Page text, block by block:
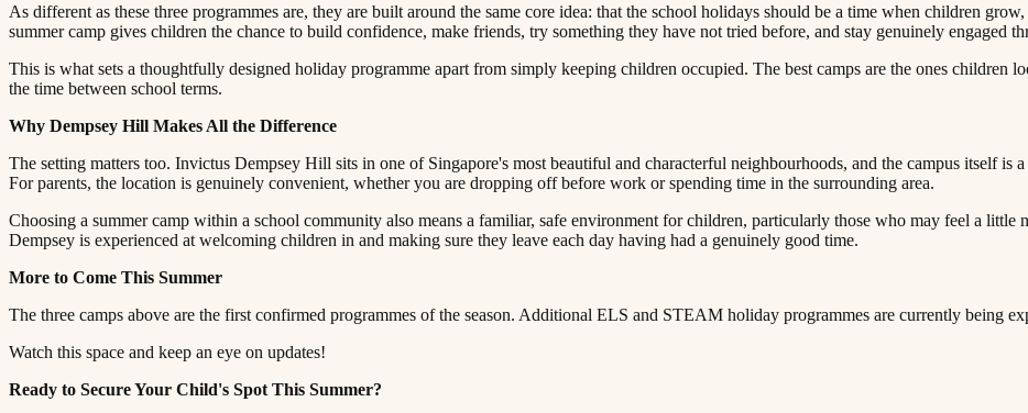
As different as these three programmes are, they are built around the same core idea: that the school holidays should be a time when children
summer camp gives children the chance to build confidence, make friends, try something they have not tried before, and stay genuinely engaged throughout the week.​​​​‌
This is what sets a thoughtfully designed holiday programme apart from simply keeping children occupied. The best camps are the ones children
the time between school terms.​​​​‌ ‍ ​‍​‍‌‍ ‌ ​‍‌‍‍‌‌‍‌ ‌‍‍‌‌‍ ‍​‍​‍​ ‍‍​‍​‍‌ ​ ‌‍​‌‌‍ ‍‌‍‍‌‌ ‌​‌ ‍‌​‍ ‍‌‍‍‌‌‍ ​‍​‍​‍ ​​‍​‍‌‍‍​‌ ​‍‌‍‌‌‌‍‌‍​‍​‍​ ‍‍​‍​‍​‍ ‌ ​ ‌ ‌​‌ ‌‌‌‍‌​‌‍‍‌‌‍ ​‍ ‌‍‍‌‌‍ ‍‌ ‌​‌‍‌‌‌‍ ‍‌ ‌​​‍ ‌‍‌‌‌‍‌​‌‍‍‌‌ ‌​​‍ ‌‍ ‌‌‍ ‌‍‌​‌‍‌‌​ ‌‌ ​​‌ ​‍‌‍‌‌‌ ​ ‌‍‌‌‌‍ ‍‌ ‌​‌‍​‌‌ ‌​‌‍‍‌‌‍ ‌‍ ‍​ ‍ ‌‍‍‌‌‍‌​​ ‌​ ‌‌‌‍‌‌​ ​ ​ ​‍​ ‌ ​ ​​​ ‍​‌‍‌‌​‍ ‌​ ‍‌‌‍​‌​ ‌ ​ ​​​‍ ‌​ ‌​‌‍‌‍‌‍‌​​ ‍‌​‍ ‌‌‍​‍‌‍​‍​ ‍​​ ​‌​‍ ‌​ ​​​ ‌​​ ‍‌​ ‌​​ ‌ ​ ​‌‌‍​ ​ ​​​ ‌​​ ‍​‌‍​ ​ ‌‌​ ‍ ‌ ‌​‌ ‍‌‌ ​​‌‍‌‌​ ‌‌‍ ‍‌‍‌‌‌ ‌ ‌ ​ ​ ‍ ‌ ​​‌‍​‌‌ ‌​‌‍‍​​ ‌‌‍​ ‌‍ ‌‍ ‍‌ ‌​‌‍‌‌‌‍ ‍‌ ‌​​‍‌‌​ ‌‌‌​​‍‌‌ ‌‍‍ ‌‍‌‌‌ ‍‌​‍‌‌​ ​ ‌​‌​​‍‌‌​ ​ ‌​‌​​‍‌‌​ ​‍​ ​‍​ ‌ ​ ​‍​ ‌​‌‍​‌​ ‌‌‌‍​‍​ ​ ‌‍‌‌​ ‍‌​ ‍‌​ ‌‍​ ‍‌​‍‌‌​ ​‍​ ​‍​‍‌‌​ ‌‌‌​‌​​‍ ‍‌‍​ ‌‍‍​‌‍‍‌‌‍ ​‌‍‌​‌ ​‍‌‍‌‌‌‍ ‍​‍‌‌​ ‌‌‌​​‍‌‌ ‌‍‍ ‌‍‌‌‌ ‍‌​‍‌‌​ ​ ‌​‌​​‍‌‌​ ​ ‌​‌​​‍‌‌​ ​‍​ ​‍​ ‌​​ ‍​‌‍​ ​ ‌​​ ​​‌‍​‌‌‍​‌​ ‌‍‌‍‌‌​ ‌​​ ‌​​ ‍‌​‍‌‌​ ​‍​ ​‍​‍‌‌​ ‌‌‌​‌​​‍ ‍‌ ‌​‌‍‌‌‌ ‍​‌ ‌​​ ‌‍​‍‌‍​‌‌ ​ ‌‍‌‌‌‌‌‌‌ ​‍‌‍ ​​ ‌​‍‌‌​ ​‍‌​‌‍‌ ​ ‌ ‌​‌ ‌‌‌‍‌​‌‍‍‌‌‍ ​‍‌‍‌‍‍‌‌‍‌​​ ‌​ ‌‌‌‍‌‌​ ​ ​ ​‍​ ‌ ​ ​​​ ‍​‌‍‌‌​‍ ‌​ ‍‌‌‍​‌​ ‌ ​ ​​​‍ ‌​ ‌​‌‍‌‍‌‍‌​​ ‍‌​‍ ‌‌‍​‍‌‍​‍​ ‍​​ ​‌​‍ ‌​ ​​​ ‌​​ ‍‌​ ‌​​ ‌ ​ ​‌‌‍​ ​ ​​​ ‌​​ ‍​‌‍​ ​ ‌‌​‍‌‍‌ ‌​‌ ‍‌‌ ​​‌‍‌‌​ ‌‌‍ ‍‌‍‌‌‌ ‌ ‌ ​ ​‍‌‍‌ ​​‌‍​‌‌ ‌​‌‍‍​​ ‌‌‍​ ‌‍ ‌‍ ‍‌ ‌​‌‍‌‌‌‍ ‍‌ ‌​​‍‌‌​ ‌‌‌​​‍‌‌ ‌‍‍ ‌‍‌‌‌ ‍‌​‍‌‌​ ​ ‌​‌​​‍‌‌​ ​ ‌​‌​​‍‌‌​ ​‍​ ​‍​ ‌ ​ ​‍​ ‌​‌‍​‌​ ‌‌‌‍​‍​ ​ ‌‍‌‌​ ‍‌​ ‍‌​ ‌‍​ ‍‌​‍‌‌​ ​‍​ ​‍​‍‌‌​ ‌‌‌​‌​​‍ ‍‌‍​ ‌‍‍​‌‍‍‌‌‍ ​‌‍‌​‌ ​‍‌‍‌‌‌‍ ‍​‍‌‌​ ‌‌‌​​‍‌‌ ‌‍‍ ‌‍‌‌‌ ‍‌​‍‌‌​ ​ ‌​‌​​‍‌‌​ ​ ‌​‌​​‍‌‌​ ​‍​ ​‍​ ‌​​ ‍​‌‍​ ​ ‌​​ ​​‌‍​‌‌‍​‌​ ‌‍‌‍‌‌​ ‌​​ ‌​​ ‍‌​‍‌‌​ ​‍​ ​‍​‍‌‌​ ‌‌‌​‌​​‍ ‍‌ ‌​‌‍‌‌‌ ‍​‌ ‌​​‍‌‍‌ ​​‌‍‌‌‌ ​‍‌ ​ ‌ ​​‌‍‌‌‌‍​ ‌ ‌​‌‍‍‌‌ ‌‍‌‍‌‌​ ‌‌ ​​‌ ‌‌‌‍​‍‌‍ ​‌‍‍‌‌ ​ ‌‍‍​‌‍‌‌‌‍‌​​‍​‍‌ ‌
Why Dempsey Hill Makes All the Difference​​​​‌ ‍ ​‍​‍‌‍ ‌ ​‍‌‍‍‌‌‍‌ ‌‍‍‌‌‍ ‍​‍​‍​ ‍‍​‍​‍‌ ​ ‌‍​‌‌‍ ‍‌‍‍‌‌ ‌​‌ ‍‌​‍ ‍‌‍‍‌‌‍ ​‍​‍​‍ ​​‍​‍‌‍‍​‌ ​‍‌‍‌‌‌‍‌‍​‍​‍​ ‍‍​‍​‍​‍ ‌ ​ ‌ ‌​‌ ‌‌‌‍‌​‌‍‍‌‌‍ ​‍ ‌‍‍‌‌‍ ‍‌ ‌​‌‍‌‌‌‍ ‍‌ ‌​​‍ ‌‍‌‌‌‍‌​‌‍‍‌‌ ‌​​‍ ‌‍ ‌‌‍ ‌‍‌​‌‍‌‌​ ‌‌ ​​‌ ​‍‌‍‌‌‌ ​ ‌‍‌‌‌‍ ‍‌ ‌​‌‍​‌‌ ‌​‌‍‍‌‌‍ ‌‍ ‍​ ‍ ‌‍‍‌‌‍‌​​ ‌​ ‌‌‌‍‌‌​ ​ ​ ​‍​ ‌ ​ ​​​ ‍​‌‍‌‌​‍ ‌​ ‍‌‌‍​‌​ ‌ ​ ​​​‍ ‌​ ‌​‌‍‌‍‌‍‌​​ ‍‌​‍ ‌‌‍​‍‌‍​‍​ ‍​​ ​‌​‍ ‌​ ​​​ ‌​​ ‍‌​ ‌​​ ‌ ​ ​‌‌‍​ ​ ​​​ ‌​​ ‍​‌‍​ ​ ‌‌​ ‍ ‌ ‌​‌ ‍‌‌ ​​‌‍‌‌​ ‌‌‍ ‍‌‍‌‌‌ ‌ ‌ ​ ​ ‍ ‌ ​​‌‍​‌‌ ‌​‌‍‍​​ ‌‌‍​ ‌‍ ‌‍ ‍‌ ‌​‌‍‌‌‌‍ ‍‌ ‌​​‍‌‌​ ‌‌‌​​‍‌‌ ‌‍‍ ‌‍‌‌‌ ‍‌​‍‌‌​ ​ ‌​‌​​‍‌‌​ ​ ‌​‌​​‍‌‌​ ​‍​ ​‍​ ‍‌​ ‌​​ ​‍‌‍​ ​ ​ ‌‍‌​​ ‍‌​ ‍​​ ​‌‌‍‌‍‌‍​‌​ ‍​​‍‌‌​ ​‍​ ​‍​‍‌‌​ ‌‌‌​‌​​‍ ‍‌‍​ ‌‍‍​‌‍‍‌‌‍ ​‌‍‌​‌ ​‍‌‍‌‌‌‍ ‍​‍‌‌​ ‌‌‌​​‍‌‌ ‌‍‍ ‌‍‌‌‌ ‍‌​‍‌‌​ ​ ‌​‌​​‍‌‌​ ​ ‌​‌​​‍‌‌​ ​‍​ ​‍​ ‍‌‌‍‌​​ ​ ‌‍‌​​ ‌‌‌‍‌​‌‍‌​‌‍​‍​ ‌​​ ‌‍‌‍​‌​ ‌​​‍‌‌​ ​‍​ ​‍​‍‌‌​ ‌‌‌​‌​​‍ ‍‌ ‌​‌‍‌‌‌ ‍​‌ ‌​​ ‌‍​‍‌‍​‌‌ ​ ‌‍‌‌‌‌‌‌‌ ​‍‌‍ ​​ ‌​‍‌‌​ ​‍‌​‌‍‌ ​ ‌ ‌​‌ ‌‌‌‍‌​‌‍‍‌‌‍ ​‍‌‍‌‍‍‌‌‍‌​​ ‌​ ‌‌‌‍‌‌​ ​ ​ ​‍​ ‌ ​ ​​​ ‍​‌‍‌‌​‍ ‌​ ‍‌‌‍​‌​ ‌ ​ ​​​‍ ‌​ ‌​‌‍‌‍‌‍‌​​ ‍‌​‍ ‌‌‍​‍‌‍​‍​ ‍​​ ​‌​‍ ‌​ ​​​ ‌​​ ‍‌​ ‌​​ ‌ ​ ​‌‌‍​ ​ ​​​ ‌​​ ‍​‌‍​ ​ ‌‌​‍‌‍‌ ‌​‌ ‍‌‌ ​​‌‍‌‌​ ‌‌‍ ‍‌‍‌‌‌ ‌ ‌ ​ ​‍‌‍‌ ​​‌‍​‌‌ ‌​‌‍‍​​ ‌‌‍​ ‌‍ ‌‍ ‍‌ ‌​‌‍‌‌‌‍ ‍‌ ‌​​‍‌‌​ ‌‌‌​​‍‌‌ ‌‍‍ ‌‍‌‌‌ ‍‌​‍‌‌​ ​ ‌​‌​​‍‌‌​ ​ ‌​‌​​‍‌‌​ ​‍​ ​‍​ ‍‌​ ‌​​ ​‍‌‍​ ​ ​ ‌‍‌​​ ‍‌​ ‍​​ ​‌‌‍‌‍‌‍​‌​ ‍​​‍‌‌​ ​‍​ ​‍​‍‌‌​ ‌‌‌​‌​​‍ ‍‌‍​ ‌‍‍​‌‍‍‌‌‍ ​‌‍‌​‌ ​‍‌‍‌‌‌‍ ‍​‍‌‌​ ‌‌‌​​‍‌‌ ‌‍‍ ‌‍‌‌‌ ‍‌​‍‌‌​ ​ ‌​‌​​‍‌‌​ ​ ‌​‌​​‍‌‌​ ​‍​ ​‍​ ‍‌‌‍‌​​ ​ ‌‍‌​​ ‌‌‌‍‌​‌‍‌​‌‍​‍​ ‌​​ ‌‍‌‍​‌​ ‌​​‍‌‌​ ​‍​ ​‍​‍‌‌​ ‌‌‌​‌​​‍ ‍‌ ‌​‌‍‌‌‌ ‍​‌ ‌​​‍‌‍‌ ​​‌‍‌‌‌ ​‍‌ ​ ‌ ​​‌‍‌‌‌‍​ ‌ ‌​‌‍‍‌‌ ‌‍‌‍‌‌​ ‌‌ ​​‌ ‌‌‌‍​‍‌‍ ​‌‍‍‌‌ ​ ‌‍‍​‌‍‌‌‌‍‌​​‍​‍‌ ‌
The setting matters too. Invictus Dempsey Hill sits in one of Singapore's most beautiful and characterful neighbourhoods, and the campus itself is
For parents, the location is genuinely convenient, whether you are dropping off before work or spending time in the surrounding area.​​​​‌ ‍ ​‍​‍‌‍ ‌ ​‍‌‍‍‌‌‍‌ ‌‍‍‌‌‍ ‍​‍​‍​ ‍‍​‍​‍‌ ​ ‌‍​‌‌‍ ‍‌‍‍‌‌ ‌​‌ ‍‌​‍ ‍‌‍‍‌‌‍ ​‍​‍​‍ ​​‍​‍‌‍‍​‌ ​‍‌‍‌‌‌‍‌‍​‍​‍​ ‍‍​‍​‍​‍ ‌ ​ ‌ ‌​‌ ‌‌‌‍‌​‌‍‍‌‌‍ ​‍ ‌‍‍‌‌‍ ‍‌ ‌​‌‍‌‌‌‍ ‍‌ ‌​​‍ ‌‍‌‌‌‍‌​‌‍‍‌‌ ‌​​‍ ‌‍ ‌‌‍ ‌‍‌​‌‍‌‌​ ‌‌ ​​‌ ​‍‌‍‌‌‌ ​ ‌‍‌‌‌‍ ‍‌ ‌​‌‍​‌‌ ‌​‌‍‍‌‌‍ ‌‍ ‍​ ‍ ‌‍‍‌‌‍‌​​ ‌​ ‌‌‌‍‌‌​ ​ ​ ​‍​ ‌ ​ ​​​ ‍​‌‍‌‌​‍ ‌​ ‍‌‌‍​‌​ ‌ ​ ​​​‍ ‌​ ‌​‌‍‌‍‌‍‌​​ ‍‌​‍ ‌‌‍​‍‌‍​‍​ ‍​​ ​‌​‍ ‌​ ​​​ ‌​​ ‍‌​ ‌​​ ‌ ​ ​‌‌‍​ ​ ​​​ ‌​​ ‍​‌‍​ ​ ‌‌​ ‍ ‌ ‌​‌ ‍‌‌ ​​‌‍‌‌​ ‌‌‍ ‍‌‍‌‌‌ ‌ ‌ ​ ​ ‍ ‌ ​​‌‍​‌‌ ‌​‌‍‍​​ ‌‌‍​ ‌‍ ‌‍ ‍‌ ‌​‌‍‌‌‌‍ ‍‌ ‌​​‍‌‌​ ‌‌‌​​‍‌‌ ‌‍‍ ‌‍‌‌‌ ‍‌​‍‌‌​ ​ ‌​‌​​‍‌‌​ ​ ‌​‌​​‍‌‌​ ​‍​ ​‍​ ​ ​ ‌‌​ ‍‌​ ‍​​ ‌ ​ ‌‍​ ​‌​ ​‍‌‍‌‍​ ‍‌​ ‌ ​ ‌‌​‍‌‌​ ​‍​ ​‍​‍‌‌​ ‌‌‌​‌​​‍ ‍‌‍​ ‌‍‍​‌‍‍‌‌‍ ​‌‍‌​‌ ​‍‌‍‌‌‌‍ ‍​‍‌‌​ ‌‌‌​​‍‌‌ ‌‍‍ ‌‍‌‌‌ ‍‌​‍‌‌​ ​ ‌​‌​​‍‌‌​ ​ ‌​‌​​‍‌‌​ ​‍​ ​‍​ ​‍​ ‍​​ ‌​​ ‌‍​ ​‍​ ‌​‌‍‌​‌‍​‍‌‍​‌​ ​‌‌‍‌​​ ‌​​‍‌‌​ ​‍​ ​‍​‍‌‌​ ‌‌‌​‌​​‍ ‍‌ ‌​‌‍‌‌‌ ‍​‌ ‌​​ ‌‍​‍‌‍​‌‌ ​ ‌‍‌‌‌‌‌‌‌ ​‍‌‍ ​​ ‌​‍‌‌​ ​‍‌​‌‍‌ ​ ‌ ‌​‌ ‌‌‌‍‌​‌‍‍‌‌‍ ​‍‌‍‌‍‍‌‌‍‌​​ ‌​ ‌‌‌‍‌‌​ ​ ​ ​‍​ ‌ ​ ​​​ ‍​‌‍‌‌​‍ ‌​ ‍‌‌‍​‌​ ‌ ​ ​​​‍ ‌​ ‌​‌‍‌‍‌‍‌​​ ‍‌​‍ ‌‌‍​‍‌‍​‍​ ‍​​ ​‌​‍ ‌​ ​​​ ‌​​ ‍‌​ ‌​​ ‌ ​ ​‌‌‍​ ​ ​​​ ‌​​ ‍​‌‍​ ​ ‌‌​‍‌‍‌ ‌​‌ ‍‌‌ ​​‌‍‌‌​ ‌‌‍ ‍‌‍‌‌‌ ‌ ‌ ​ ​‍‌‍‌ ​​‌‍​‌‌ ‌​‌‍‍​​ ‌‌‍​ ‌‍ ‌‍ ‍‌ ‌​‌‍‌‌‌‍ ‍‌ ‌​​‍‌‌​ ‌‌‌​​‍‌‌ ‌‍‍ ‌‍‌‌‌ ‍‌​‍‌‌​ ​ ‌​‌​​‍‌‌​ ​ ‌​‌​​‍‌‌​ ​‍​ ​‍​ ​ ​ ‌‌​ ‍‌​ ‍​​ ‌ ​ ‌‍​ ​‌​ ​‍‌‍‌‍​ ‍‌​ ‌ ​ ‌‌​‍‌‌​ ​‍​ ​‍​‍‌‌​ ‌‌‌​‌​​‍ ‍‌‍​ ‌‍‍​‌‍‍‌‌‍ ​‌‍‌​‌ ​‍‌‍‌‌‌‍ ‍​‍‌‌​ ‌‌‌​​‍‌‌ ‌‍‍ ‌‍‌‌‌ ‍‌​‍‌‌​ ​ ‌​‌​​‍‌‌​ ​ ‌​‌​​‍‌‌​ ​‍​ ​‍​ ​‍​ ‍​​ ‌​​ ‌‍​ ​‍​ ‌​‌‍‌​‌‍​‍‌‍​‌​ ​‌‌‍‌​​ ‌​​‍‌‌​ ​‍​ ​‍​‍‌‌​ ‌‌‌​‌​​‍ ‍‌ ‌​‌‍‌‌‌ ‍​‌ ‌​​‍‌‍‌ ​​‌‍‌‌‌ ​‍‌ ​ ‌ ​​‌‍‌‌‌‍​ ‌ ‌​‌‍‍‌‌ ‌‍‌‍‌‌​ ‌‌ ​​‌ ‌‌‌‍​‍‌‍ ​‌‍‍‌‌ ​ ‌‍‍​‌‍‌‌‌‍‌​​‍​‍‌ ‌
Choosing a summer camp within a school community also means a familiar, safe environment for children, particularly those who may feel a little
Dempsey is experienced at welcoming children in and making sure they leave each day having had a genuinely good time.​​​​‌ ‍ ​‍​‍‌‍ ‌ ​‍‌‍‍‌‌‍‌ ‌‍‍‌‌‍ ‍​‍​‍​ ‍‍​‍​‍‌ ​ ‌‍​‌‌‍ ‍‌‍‍‌‌ ‌​‌ ‍‌​‍ ‍‌‍‍‌‌‍ ​‍​‍​‍ ​​‍​‍‌‍‍​‌ ​‍‌‍‌‌‌‍‌‍​‍​‍​ ‍‍​‍​‍​‍ ‌ ​ ‌ ‌​‌ ‌‌‌‍‌​‌‍‍‌‌‍ ​‍ ‌‍‍‌‌‍ ‍‌ ‌​‌‍‌‌‌‍ ‍‌ ‌​​‍ ‌‍‌‌‌‍‌​‌‍‍‌‌ ‌​​‍ ‌‍ ‌‌‍ ‌‍‌​‌‍‌‌​ ‌‌ ​​‌ ​‍‌‍‌‌‌ ​ ‌‍‌‌‌‍ ‍‌ ‌​‌‍​‌‌ ‌​‌‍‍‌‌‍ ‌‍ ‍​ ‍ ‌‍‍‌‌‍‌​​ ‌​ ‌‌‌‍‌‌​ ​ ​ ​‍​ ‌ ​ ​​​ ‍​‌‍‌‌​‍ ‌​ ‍‌‌‍​‌​ ‌ ​ ​​​‍ ‌​ ‌​‌‍‌‍‌‍‌​​ ‍‌​‍ ‌‌‍​‍‌‍​‍​ ‍​​ ​‌​‍ ‌​ ​​​ ‌​​ ‍‌​ ‌​​ ‌ ​ ​‌‌‍​ ​ ​​​ ‌​​ ‍​‌‍​ ​ ‌‌​ ‍ ‌ ‌​‌ ‍‌‌ ​​‌‍‌‌​ ‌‌‍ ‍‌‍‌‌‌ ‌ ‌ ​ ​ ‍ ‌ ​​‌‍​‌‌ ‌​‌‍‍​​ ‌‌‍​ ‌‍ ‌‍ ‍‌ ‌​‌‍‌‌‌‍ ‍‌ ‌​​‍‌‌​ ‌‌‌​​‍‌‌ ‌‍‍ ‌‍‌‌‌ ‍‌​‍‌‌​ ​ ‌​‌​​‍‌‌​ ​ ‌​‌​​‍‌‌​ ​‍​ ​‍​ ​‍​ ‍​‌‍​‌‌‍‌​‌‍‌​​ ‍‌​ ‌‌​ ‍‌‌‍‌​​ ‍​​ ​ ​ ​ ​‍‌‌​ ​‍​ ​‍​‍‌‌​ ‌‌‌​‌​​‍ ‍‌‍​ ‌‍‍​‌‍‍‌‌‍ ​‌‍‌​‌ ​‍‌‍‌‌‌‍ ‍​‍‌‌​ ‌‌‌​​‍‌‌ ‌‍‍ ‌‍‌‌‌ ‍‌​‍‌‌​ ​ ‌​‌​​‍‌‌​ ​ ‌​‌​​‍‌‌​ ​‍​ ​‍‌‍​‍​ ‍​​ ​‌​ ‌​‌‍‌‍‌‍‌‌​ ‌ ​ ​ ​ ​‌​ ‌​‌‍​ ​ ​‍​‍‌‌​ ​‍​ ​‍​‍‌‌​ ‌‌‌​‌​​‍ ‍‌ ‌​‌‍‌‌‌ ‍​‌ ‌​​ ‌‍​‍‌‍​‌‌ ​ ‌‍‌‌‌‌‌‌‌ ​‍‌‍ ​​ ‌​‍‌‌​ ​‍‌​‌‍‌ ​ ‌ ‌​‌ ‌‌‌‍‌​‌‍‍‌‌‍ ​‍‌‍‌‍‍‌‌‍‌​​ ‌​ ‌‌‌‍‌‌​ ​ ​ ​‍​ ‌ ​ ​​​ ‍​‌‍‌‌​‍ ‌​ ‍‌‌‍​‌​ ‌ ​ ​​​‍ ‌​ ‌​‌‍‌‍‌‍‌​​ ‍‌​‍ ‌‌‍​‍‌‍​‍​ ‍​​ ​‌​‍ ‌​ ​​​ ‌​​ ‍‌​ ‌​​ ‌ ​ ​‌‌‍​ ​ ​​​ ‌​​ ‍​‌‍​ ​ ‌‌​‍‌‍‌ ‌​‌ ‍‌‌ ​​‌‍‌‌​ ‌‌‍ ‍‌‍‌‌‌ ‌ ‌ ​ ​‍‌‍‌ ​​‌‍​‌‌ ‌​‌‍‍​​ ‌‌‍​ ‌‍ ‌‍ ‍‌ ‌​‌‍‌‌‌‍ ‍‌ ‌​​‍‌‌​ ‌‌‌​​‍‌‌ ‌‍‍ ‌‍‌‌‌ ‍‌​‍‌‌​ ​ ‌​‌​​‍‌‌​ ​ ‌​‌​​‍‌‌​ ​‍​ ​‍​ ​‍​ ‍​‌‍​‌‌‍‌​‌‍‌​​ ‍‌​ ‌‌​ ‍‌‌‍‌​​ ‍​​ ​ ​ ​ ​‍‌‌​ ​‍​ ​‍​‍‌‌​ ‌‌‌​‌​​‍ ‍‌‍​ ‌‍‍​‌‍‍‌‌‍ ​‌‍‌​‌ ​‍‌‍‌‌‌‍ ‍​‍‌‌​ ‌‌‌​​‍‌‌ ‌‍‍ ‌‍‌‌‌ ‍‌​‍‌‌​ ​ ‌​‌​​‍‌‌​ ​ ‌​‌​​‍‌‌​ ​‍​ ​‍‌‍​‍​ ‍​​ ​‌​ ‌​‌‍‌‍‌‍‌‌​ ‌ ​ ​ ​ ​‌​ ‌​‌‍​ ​ ​‍​‍‌‌​ ​‍​ ​‍​‍‌‌​ ‌‌‌​‌​​‍ ‍‌ ‌​‌‍‌‌‌ ‍​‌ ‌​​‍‌‍‌ ​​‌‍‌‌‌ ​‍‌ ​ ‌ ​​‌‍‌‌‌‍​ ‌ ‌​‌‍‍‌‌ ‌‍‌‍‌‌​ ‌‌ ​​‌ ‌‌‌‍​‍‌‍ ​‌‍‍‌‌ ​ ‌‍‍​‌‍‌‌‌‍‌​​‍​‍‌ ‌
More to Come This Summer​​​​‌ ‍ ​‍​‍‌‍ ‌ ​‍‌‍‍‌‌‍‌ ‌‍‍‌‌‍ ‍​‍​‍​ ‍‍​‍​‍‌ ​ ‌‍​‌‌‍ ‍‌‍‍‌‌ ‌​‌ ‍‌​‍ ‍‌‍‍‌‌‍ ​‍​‍​‍ ​​‍​‍‌‍‍​‌ ​‍‌‍‌‌‌‍‌‍​‍​‍​ ‍‍​‍​‍​‍ ‌ ​ ‌ ‌​‌ ‌‌‌‍‌​‌‍‍‌‌‍ ​‍ ‌‍‍‌‌‍ ‍‌ ‌​‌‍‌‌‌‍ ‍‌ ‌​​‍ ‌‍‌‌‌‍‌​‌‍‍‌‌ ‌​​‍ ‌‍ ‌‌‍ ‌‍‌​‌‍‌‌​ ‌‌ ​​‌ ​‍‌‍‌‌‌ ​ ‌‍‌‌‌‍ ‍‌ ‌​‌‍​‌‌ ‌​‌‍‍‌‌‍ ‌‍ ‍​ ‍ ‌‍‍‌‌‍‌​​ ‌​ ‌‌‌‍‌‌​ ​ ​ ​‍​ ‌ ​ ​​​ ‍​‌‍‌‌​‍ ‌​ ‍‌‌‍​‌​ ‌ ​ ​​​‍ ‌​ ‌​‌‍‌‍‌‍‌​​ ‍‌​‍ ‌‌‍​‍‌‍​‍​ ‍​​ ​‌​‍ ‌​ ​​​ ‌​​ ‍‌​ ‌​​ ‌ ​ ​‌‌‍​ ​ ​​​ ‌​​ ‍​‌‍​ ​ ‌‌​ ‍ ‌ ‌​‌ ‍‌‌ ​​‌‍‌‌​ ‌‌‍ ‍‌‍‌‌‌ ‌ ‌ ​ ​ ‍ ‌ ​​‌‍​‌‌ ‌​‌‍‍​​ ‌‌‍​ ‌‍ ‌‍ ‍‌ ‌​‌‍‌‌‌‍ ‍‌ ‌​​‍‌‌​ ‌‌‌​​‍‌‌ ‌‍‍ ‌‍‌‌‌ ‍‌​‍‌‌​ ​ ‌​‌​​‍‌‌​ ​ ‌​‌​​‍‌‌​ ​‍​ ​‍‌‍​‌‌‍​‌‌‍‌‌​ ‌​​ ​‌​ ​‌​ ​​​ ​‍​ ‌​​ ‌‍​ ‌‌‌‍​‍​‍‌‌​ ​‍​ ​‍​‍‌‌​ ‌‌‌​‌​​‍ ‍‌‍​ ‌‍‍​‌‍‍‌‌‍ ​‌‍‌​‌ ​‍‌‍‌‌‌‍ ‍​‍‌‌​ ‌‌‌​​‍‌‌ ‌‍‍ ‌‍‌‌‌ ‍‌​‍‌‌​ ​ ‌​‌​​‍‌‌​ ​ ‌​‌​​‍‌‌​ ​‍​ ​‍​ ‌‍‌‍‌‍​ ​​‌‍‌​​ ​‌​ ‍​​ ​‍​ ​‌​ ‍​​ ‌‌‌‍​‌​ ‍​​‍‌‌​ ​‍​ ​‍​‍‌‌​ ‌‌‌​‌​​‍ ‍‌ ‌​‌‍‌‌‌ ‍​‌ ‌​​ ‌‍​‍‌‍​‌‌ ​ ‌‍‌‌‌‌‌‌‌ ​‍‌‍ ​​ ‌​‍‌‌​ ​‍‌​‌‍‌ ​ ‌ ‌​‌ ‌‌‌‍‌​‌‍‍‌‌‍ ​‍‌‍‌‍‍‌‌‍‌​​ ‌​ ‌‌‌‍‌‌​ ​ ​ ​‍​ ‌ ​ ​​​ ‍​‌‍‌‌​‍ ‌​ ‍‌‌‍​‌​ ‌ ​ ​​​‍ ‌​ ‌​‌‍‌‍‌‍‌​​ ‍‌​‍ ‌‌‍​‍‌‍​‍​ ‍​​ ​‌​‍ ‌​ ​​​ ‌​​ ‍‌​ ‌​​ ‌ ​ ​‌‌‍​ ​ ​​​ ‌​​ ‍​‌‍​ ​ ‌‌​‍‌‍‌ ‌​‌ ‍‌‌ ​​‌‍‌‌​ ‌‌‍ ‍‌‍‌‌‌ ‌ ‌ ​ ​‍‌‍‌ ​​‌‍​‌‌ ‌​‌‍‍​​ ‌‌‍​ ‌‍ ‌‍ ‍‌ ‌​‌‍‌‌‌‍ ‍‌ ‌​​‍‌‌​ ‌‌‌​​‍‌‌ ‌‍‍ ‌‍‌‌‌ ‍‌​‍‌‌​ ​ ‌​‌​​‍‌‌​ ​ ‌​‌​​‍‌‌​ ​‍​ ​‍‌‍​‌‌‍​‌‌‍‌‌​ ‌​​ ​‌​ ​‌​ ​​​ ​‍​ ‌​​ ‌‍​ ‌‌‌‍​‍​‍‌‌​ ​‍​ ​‍​‍‌‌​ ‌‌‌​‌​​‍ ‍‌‍​ ‌‍‍​‌‍‍‌‌‍ ​‌‍‌​‌ ​‍‌‍‌‌‌‍ ‍​‍‌‌​ ‌‌‌​​‍‌‌ ‌‍‍ ‌‍‌‌‌ ‍‌​‍‌‌​ ​ ‌​‌​​‍‌‌​ ​ ‌​‌​​‍‌‌​ ​‍​ ​‍​ ‌‍‌‍‌‍​ ​​‌‍‌​​ ​‌​ ‍​​ ​‍​ ​‌​ ‍​​ ‌‌‌‍​‌​ ‍​​‍‌‌​ ​‍​ ​‍​‍‌‌​ ‌‌‌​‌​​‍ ‍‌ ‌​‌‍‌‌‌ ‍​‌ ‌​​‍‌‍‌ ​​‌‍‌‌‌ ​‍‌ ​ ‌ ​​‌‍‌‌‌‍​ ‌ ‌​‌‍‍‌‌ ‌‍‌‍‌‌​ ‌‌ ​​‌ ‌‌‌‍​‍‌‍ ​‌‍‍‌‌ ​ ‌‍‍​‌‍‌‌‌‍‌​​‍​‍‌ ‌
The three camps above are the first confirmed programmes of the season. Additional ELS and STEAM holiday programmes are currently being explored, with more details to be shared if confirmed.​​​​‌
Watch this space and keep an eye on updates!​​​​‌ ‍ ​‍​‍‌‍ ‌ ​‍‌‍‍‌‌‍‌ ‌‍‍‌‌‍ ‍​‍​‍​ ‍‍​‍​‍‌ ​ ‌‍​‌‌‍ ‍‌‍‍‌‌ ‌​‌ ‍‌​‍ ‍‌‍‍‌‌‍ ​‍​‍​‍ ​​‍​‍‌‍‍​‌ ​‍‌‍‌‌‌‍‌‍​‍​‍​ ‍‍​‍​‍​‍ ‌ ​ ‌ ‌​‌ ‌‌‌‍‌​‌‍‍‌‌‍ ​‍ ‌‍‍‌‌‍ ‍‌ ‌​‌‍‌‌‌‍ ‍‌ ‌​​‍ ‌‍‌‌‌‍‌​‌‍‍‌‌ ‌​​‍ ‌‍ ‌‌‍ ‌‍‌​‌‍‌‌​ ‌‌ ​​‌ ​‍‌‍‌‌‌ ​ ‌‍‌‌‌‍ ‍‌ ‌​‌‍​‌‌ ‌​‌‍‍‌‌‍ ‌‍ ‍​ ‍ ‌‍‍‌‌‍‌​​ ‌​ ‌‌‌‍‌‌​ ​ ​ ​‍​ ‌ ​ ​​​ ‍​‌‍‌‌​‍ ‌​ ‍‌‌‍​‌​ ‌ ​ ​​​‍ ‌​ ‌​‌‍‌‍‌‍‌​​ ‍‌​‍ ‌‌‍​‍‌‍​‍​ ‍​​ ​‌​‍ ‌​ ​​​ ‌​​ ‍‌​ ‌​​ ‌ ​ ​‌‌‍​ ​ ​​​ ‌​​ ‍​‌‍​ ​ ‌‌​ ‍ ‌ ‌​‌ ‍‌‌ ​​‌‍‌‌​ ‌‌‍ ‍‌‍‌‌‌ ‌ ‌ ​ ​ ‍ ‌ ​​‌‍​‌‌ ‌​‌‍‍​​ ‌‌‍​ ‌‍ ‌‍ ‍‌ ‌​‌‍‌‌‌‍ ‍‌ ‌​​‍‌‌​ ‌‌‌​​‍‌‌ ‌‍‍ ‌‍‌‌‌ ‍‌​‍‌‌​ ​ ‌​‌​​‍‌‌​ ​ ‌​‌​​‍‌‌​ ​‍​ ​‍‌‍​ ‌‍‌‍​ ‌‌​ ‌​​ ​‌​ ‍​​ ‌​​ ‌ ​ ​‌‌‍​‌​ ‌​‌‍‌‌​‍‌‌​ ​‍​ ​‍​‍‌‌​ ‌‌‌​‌​​‍ ‍‌‍​ ‌‍‍​‌‍‍‌‌‍ ​‌‍‌​‌ ​‍‌‍‌‌‌‍ ‍​‍‌‌​ ‌‌‌​​‍‌‌ ‌‍‍ ‌‍‌‌‌ ‍‌​‍‌‌​ ​ ‌​‌​​‍‌‌​ ​ ‌​‌​​‍‌‌​ ​‍​ ​‍​ ‌ ​ ‌ ​ ​‍‌‍‌​​ ​ ​ ​‍​ ‌ ‌‍‌​‌‍​‍​ ​ ​ ‍‌‌‍​‌​‍‌‌​ ​‍​ ​‍​‍‌‌​ ‌‌‌​‌​​‍ ‍‌ ‌​‌‍‌‌‌ ‍​‌ ‌​​ ‌‍​‍‌‍​‌‌ ​ ‌‍‌‌‌‌‌‌‌ ​‍‌‍ ​​ ‌​‍‌‌​ ​‍‌​‌‍‌ ​ ‌ ‌​‌ ‌‌‌‍‌​‌‍‍‌‌‍ ​‍‌‍‌‍‍‌‌‍‌​​ ‌​ ‌‌‌‍‌‌​ ​ ​ ​‍​ ‌ ​ ​​​ ‍​‌‍‌‌​‍ ‌​ ‍‌‌‍​‌​ ‌ ​ ​​​‍ ‌​ ‌​‌‍‌‍‌‍‌​​ ‍‌​‍ ‌‌‍​‍‌‍​‍​ ‍​​ ​‌​‍ ‌​ ​​​ ‌​​ ‍‌​ ‌​​ ‌ ​ ​‌‌‍​ ​ ​​​ ‌​​ ‍​‌‍​ ​ ‌‌​‍‌‍‌ ‌​‌ ‍‌‌ ​​‌‍‌‌​ ‌‌‍ ‍‌‍‌‌‌ ‌ ‌ ​ ​‍‌‍‌ ​​‌‍​‌‌ ‌​‌‍‍​​ ‌‌‍​ ‌‍ ‌‍ ‍‌ ‌​‌‍‌‌‌‍ ‍‌ ‌​​‍‌‌​ ‌‌‌​​‍‌‌ ‌‍‍ ‌‍‌‌‌ ‍‌​‍‌‌​ ​ ‌​‌​​‍‌‌​ ​ ‌​‌​​‍‌‌​ ​‍​ ​‍‌‍​ ‌‍‌‍​ ‌‌​ ‌​​ ​‌​ ‍​​ ‌​​ ‌ ​ ​‌‌‍​‌​ ‌​‌‍‌‌​‍‌‌​ ​‍​ ​‍​‍‌‌​ ‌‌‌​‌​​‍ ‍‌‍​ ‌‍‍​‌‍‍‌‌‍ ​‌‍‌​‌ ​‍‌‍‌‌‌‍ ‍​‍‌‌​ ‌‌‌​​‍‌‌ ‌‍‍ ‌‍‌‌‌ ‍‌​‍‌‌​ ​ ‌​‌​​‍‌‌​ ​ ‌​‌​​‍‌‌​ ​‍​ ​‍​ ‌ ​ ‌ ​ ​‍‌‍‌​​ ​ ​ ​‍​ ‌ ‌‍‌​‌‍​‍​ ​ ​ ‍‌‌‍​‌​‍‌‌​ ​‍​ ​‍​‍‌‌​ ‌‌‌​‌​​‍ ‍‌ ‌​‌‍‌‌‌ ‍​‌ ‌​​‍‌‍‌ ​​‌‍‌‌‌ ​‍‌ ​ ‌ ​​‌‍‌‌‌‍​ ‌ ‌​‌‍‍‌‌ ‌‍‌‍‌‌​ ‌‌ ​​‌ ‌‌‌‍​‍‌‍ ​‌‍‍‌‌ ​ ‌‍‍​‌‍‌‌‌‍‌​​‍​‍‌ ‌
Ready to Secure Your Child's Spot This Summer?​​​​‌ ‍ ​‍​‍‌‍ ‌ ​‍‌‍‍‌‌‍‌ ‌‍‍‌‌‍ ‍​‍​‍​ ‍‍​‍​‍‌ ​ ‌‍​‌‌‍ ‍‌‍‍‌‌ ‌​‌ ‍‌​‍ ‍‌‍‍‌‌‍ ​‍​‍​‍ ​​‍​‍‌‍‍​‌ ​‍‌‍‌‌‌‍‌‍​‍​‍​ ‍‍​‍​‍​‍ ‌ ​ ‌ ‌​‌ ‌‌‌‍‌​‌‍‍‌‌‍ ​‍ ‌‍‍‌‌‍ ‍‌ ‌​‌‍‌‌‌‍ ‍‌ ‌​​‍ ‌‍‌‌‌‍‌​‌‍‍‌‌ ‌​​‍ ‌‍ ‌‌‍ ‌‍‌​‌‍‌‌​ ‌‌ ​​‌ ​‍‌‍‌‌‌ ​ ‌‍‌‌‌‍ ‍‌ ‌​‌‍​‌‌ ‌​‌‍‍‌‌‍ ‌‍ ‍​ ‍ ‌‍‍‌‌‍‌​​ ‌​ ‌‌‌‍‌‌​ ​ ​ ​‍​ ‌ ​ ​​​ ‍​‌‍‌‌​‍ ‌​ ‍‌‌‍​‌​ ‌ ​ ​​​‍ ‌​ ‌​‌‍‌‍‌‍‌​​ ‍‌​‍ ‌‌‍​‍‌‍​‍​ ‍​​ ​‌​‍ ‌​ ​​​ ‌​​ ‍‌​ ‌​​ ‌ ​ ​‌‌‍​ ​ ​​​ ‌​​ ‍​‌‍​ ​ ‌‌​ ‍ ‌ ‌​‌ ‍‌‌ ​​‌‍‌‌​ ‌‌‍ ‍‌‍‌‌‌ ‌ ‌ ​ ​ ‍ ‌ ​​‌‍​‌‌ ‌​‌‍‍​​ ‌‌‍​ ‌‍ ‌‍ ‍‌ ‌​‌‍‌‌‌‍ ‍‌ ‌​​‍‌‌​ ‌‌‌​​‍‌‌ ‌‍‍ ‌‍‌‌‌ ‍‌​‍‌‌​ ​ ‌​‌​​‍‌‌​ ​ ‌​‌​​‍‌‌​ ​‍​ ​‍​ ‍‌​ ‍‌​ ‍‌​ ​​‌‍​‍‌‍​‍‌‍​‌​ ‌‍‌‍‌‍​ ‌​​ ​‍‌‍‌‌​‍‌‌​ ​‍​ ​‍​‍‌‌​ ‌‌‌​‌​​‍ ‍‌‍​ ‌‍‍​‌‍‍‌‌‍ ​‌‍‌​‌ ​‍‌‍‌‌‌‍ ‍​‍‌‌​ ‌‌‌​​‍‌‌ ‌‍‍ ‌‍‌‌‌ ‍‌​‍‌‌​ ​ ‌​‌​​‍‌‌​ ​ ‌​‌​​‍‌‌​ ​‍​ ​‍​ ​ ​ ‌‍‌‍‌‍​ ‍​​ ​‌​ ‌‍​ ​​​ ‍‌​ ‍‌​ ​‌​ ‌‍​ ​‌​‍‌‌​ ​‍​ ​‍​‍‌‌​ ‌‌‌​‌​​‍ ‍‌ ‌​‌‍‌‌‌ ‍​‌ ‌​​ ‌‍​‍‌‍​‌‌ ​ ‌‍‌‌‌‌‌‌‌ ​‍‌‍ ​​ ‌​‍‌‌​ ​‍‌​‌‍‌ ​ ‌ ‌​‌ ‌‌‌‍‌​‌‍‍‌‌‍ ​‍‌‍‌‍‍‌‌‍‌​​ ‌​ ‌‌‌‍‌‌​ ​ ​ ​‍​ ‌ ​ ​​​ ‍​‌‍‌‌​‍ ‌​ ‍‌‌‍​‌​ ‌ ​ ​​​‍ ‌​ ‌​‌‍‌‍‌‍‌​​ ‍‌​‍ ‌‌‍​‍‌‍​‍​ ‍​​ ​‌​‍ ‌​ ​​​ ‌​​ ‍‌​ ‌​​ ‌ ​ ​‌‌‍​ ​ ​​​ ‌​​ ‍​‌‍​ ​ ‌‌​‍‌‍‌ ‌​‌ ‍‌‌ ​​‌‍‌‌​ ‌‌‍ ‍‌‍‌‌‌ ‌ ‌ ​ ​‍‌‍‌ ​​‌‍​‌‌ ‌​‌‍‍​​ ‌‌‍​ ‌‍ ‌‍ ‍‌ ‌​‌‍‌‌‌‍ ‍‌ ‌​​‍‌‌​ ‌‌‌​​‍‌‌ ‌‍‍ ‌‍‌‌‌ ‍‌​‍‌‌​ ​ ‌​‌​​‍‌‌​ ​ ‌​‌​​‍‌‌​ ​‍​ ​‍​ ‍‌​ ‍‌​ ‍‌​ ​​‌‍​‍‌‍​‍‌‍​‌​ ‌‍‌‍‌‍​ ‌​​ ​‍‌‍‌‌​‍‌‌​ ​‍​ ​‍​‍‌‌​ ‌‌‌​‌​​‍ ‍‌‍​ ‌‍‍​‌‍‍‌‌‍ ​‌‍‌​‌ ​‍‌‍‌‌‌‍ ‍​‍‌‌​ ‌‌‌​​‍‌‌ ‌‍‍ ‌‍‌‌‌ ‍‌​‍‌‌​ ​ ‌​‌​​‍‌‌​ ​ ‌​‌​​‍‌‌​ ​‍​ ​‍​ ​ ​ ‌‍‌‍‌‍​ ‍​​ ​‌​ ‌‍​ ​​​ ‍‌​ ‍‌​ ​‌​ ‌‍​ ​‌​‍‌‌​ ​‍​ ​‍​‍‌‌​ ‌‌‌​‌​​‍ ‍‌ ‌​‌‍‌‌‌ ‍​‌ ‌​​‍‌‍‌ ​​‌‍‌‌‌ ​‍‌ ​ ‌ ​​‌‍‌‌‌‍​ ‌ ‌​‌‍‍‌‌ ‌‍‌‍‌‌​ ‌‌ ​​‌ ‌‌‌‍​‍‌‍ ​‌‍‍‌‌ ​ ‌‍‍​‌‍‌‌‌‍‌​​‍​‍‌ ‌